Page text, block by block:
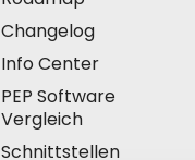
Changelog
Info Center
PEP Software
Vergleich
Schnittstellen